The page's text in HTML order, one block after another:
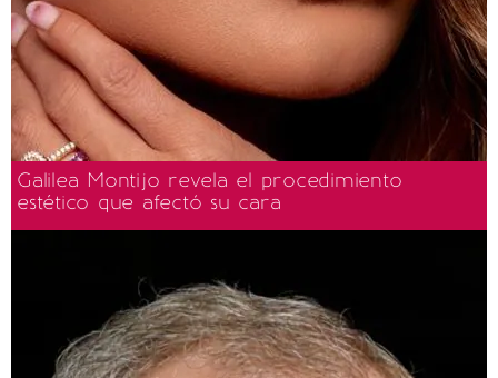
Galilea Montijo revela el procedimiento
estético que afectó su cara